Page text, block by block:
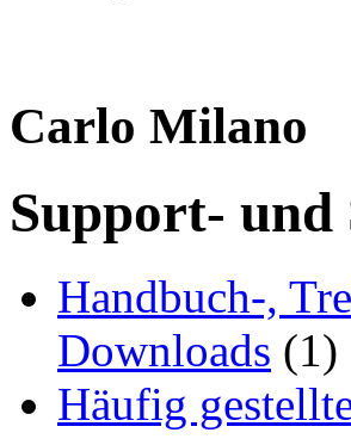
Carlo Milano
Support- und
Handbuch-,
Downloads (1)
Häufig